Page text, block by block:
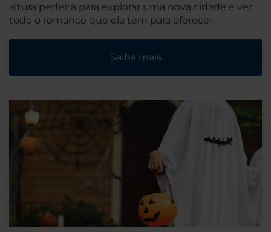
altura perfeita para explorar uma nova cidade e ver
todo o romance que ela tem para oferecer.
Saiba mais